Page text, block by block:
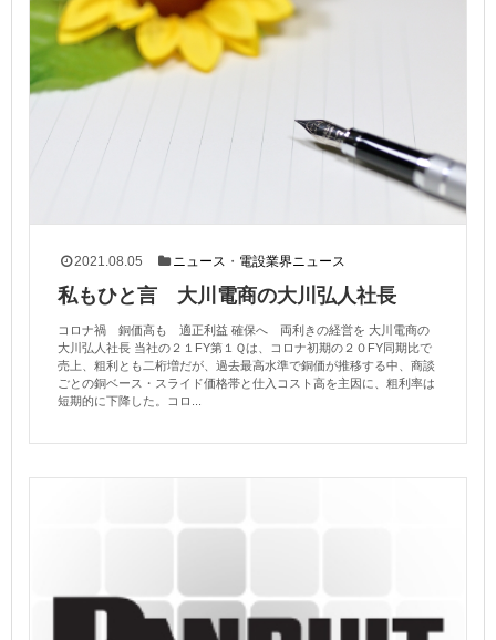
2021.08.05 ニュース ・ 電設業界ニュース
私もひと言 大川電商の大川弘人社長
コロナ禍 銅価高も 適正利益 確保へ 両利きの経営を 大川電商の
大川弘人社長 当社の２１FY第１Ｑは、コロナ初期の２０FY同期比で
売上、粗利とも二桁増だが、過去最高水準で銅価が推移する中、商談
ごとの銅ベース・スライド価格帯と仕入コスト高を主因に、粗利率は
短期的に下降した。コロ...